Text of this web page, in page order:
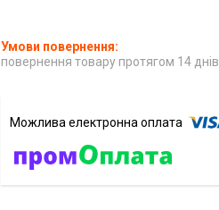
повернення товару протягом 14 днів